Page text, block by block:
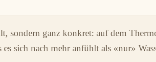
sondern ganz konkret: auf dem
sich nach mehr anfühlt als «nur»